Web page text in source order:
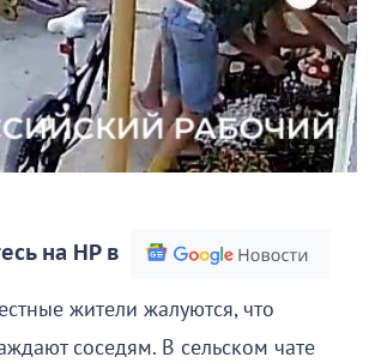
на НР в
жители жалуются, что
соседям. В сельском чате